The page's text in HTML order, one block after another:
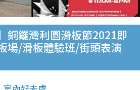
銅鑼灣利園滑板節2021即
場/滑板體驗班/街頭表演